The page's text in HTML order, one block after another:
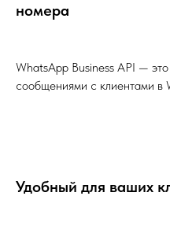
номера
WhatsApp Business API —
сообщениями с клиентами в
Удобный для ваших